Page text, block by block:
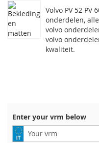
Volvo PV 52 PV
onderdelen,
volvo
volvo
kwaliteit.
Enter your vrm below